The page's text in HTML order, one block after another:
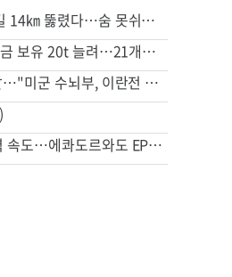
“도와주세요” 퇴근길 14㎞ 뚫렸다…숨 못쉬던 아기 살린 기적
中인민은행, 지난달 금 보유 20t 늘려…21개월 연속 증가세
공습 한계, 탄약 고갈…"미군 수뇌부, 이란전 출구전략 모색중"
日, 남미와 무역 협력 속도…에콰도르와도 EPA 협상 추진